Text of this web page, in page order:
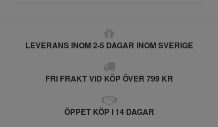
LEVERANS INOM 2-5 DAGAR INOM SVERIGE
FRI FRAKT VID KÖP ÖVER 799 KR
ÖPPET KÖP I 14 DAGAR